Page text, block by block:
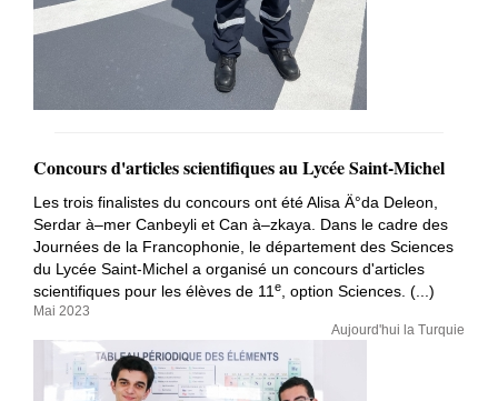
Concours d'articles scientifiques au Lycée Saint-Michel
Les trois finalistes du concours ont été Alisa Ä°da Deleon,
Serdar à–mer Canbeyli et Can à–zkaya. Dans le cadre des
Journées de la Francophonie, le département des Sciences
du Lycée Saint-Michel a organisé un concours d'articles
scientifiques pour les élèves de 11 e , option Sciences. (...)
Mai 2023
Aujourd'hui la Turquie